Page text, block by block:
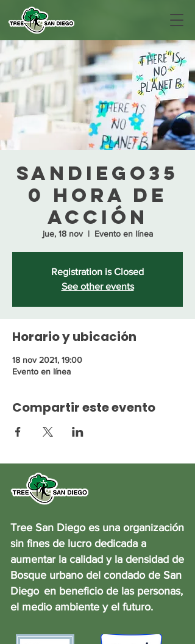
SanDiego35
0 Hora de
acción
jue, 18 nov
  |
Evento en línea
Registration is Closed
See other events
Horario y ubicación
18 nov 2021, 19:00
Evento en línea
Compartir este evento
Tree San Diego es una organización
sin fines de lucro dedicada a
aumentar la calidad y la densidad de
Bosque urbano del condado de San
Diego en beneficio de las personas,
el medio ambiente y el futuro.